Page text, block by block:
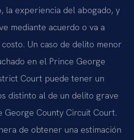
la experiencia del abogado, y
mediante acuerdo o va a
Un caso de delito menor
en el Prince George
Court puede tener un
distinto al de un delito grave
George County Circuit Court.
de obtener una estimación